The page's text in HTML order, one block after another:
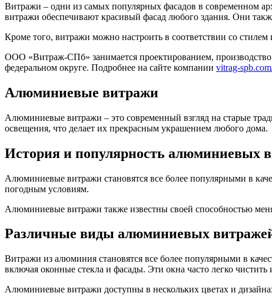
Витражи – одни из самых популярных фасадов в современном
витражи обеспечивают красивый фасад любого здания. Они
Кроме того, витражи можно настроить в соответствии со
ООО «Витраж-СПб» занимается проектированием,
федеральном округе. Подробнее на сайте компании vitrag-
Алюминиевые витражи
Алюминиевые витражи – это современный взгляд на старые
освещения, что делает их прекрасным украшением любого дома.
История и популярность алюминиевых
Алюминиевые витражи становятся все более популярными в
погодным условиям.
Алюминиевые витражи также известны своей способностью
Различные виды алюминиевых
Витражи из алюминия становятся все более популярными в
включая оконные стекла и фасады. Эти окна часто легко
Алюминиевые витражи доступны в нескольких цветах и